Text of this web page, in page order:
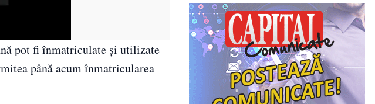
pot fi înmatriculate și utilizate
până acum înmatricularea